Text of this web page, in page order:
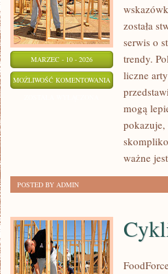
MARZEC - 10 - 2026
MOŻLIWOŚĆ KOMENTOWANIA YVES
SAINT
LAURENT
(YSL)
została
serwis o
trendy.
liczne
mogą
pokazuje,
ważne
POSTED BY ADMIN